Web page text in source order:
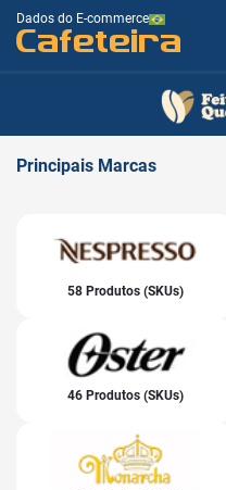
Dados do E-commerce
Cafeteira
Principais Marcas
58 Produtos (SKUs)
46 Produtos (SKUs)